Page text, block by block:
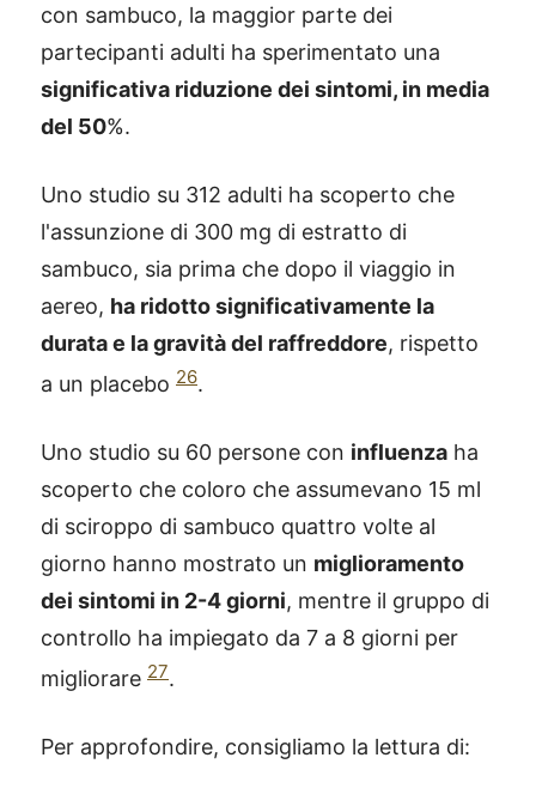
con sambuco, la maggior parte dei
partecipanti adulti ha sperimentato una
significativa riduzione dei sintomi, in media
del 50%.
Uno studio su 312 adulti ha scoperto che
l'assunzione di 300 mg di estratto di
sambuco, sia prima che dopo il viaggio in
aereo, ha ridotto significativamente la
durata e la gravità del raffreddore, rispetto
a un placebo 26.
Uno studio su 60 persone con influenza ha
scoperto che coloro che assumevano 15 ml
di sciroppo di sambuco quattro volte al
giorno hanno mostrato un miglioramento
dei sintomi in 2-4 giorni, mentre il gruppo di
controllo ha impiegato da 7 a 8 giorni per
migliorare 27.
Per approfondire, consigliamo la lettura di: